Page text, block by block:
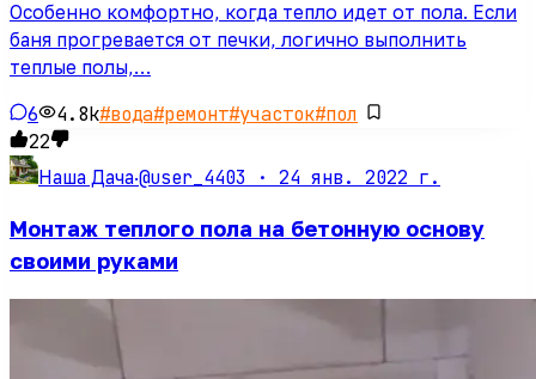
Особенно комфортно, когда тепло идет от пола. Если
баня прогревается от печки, логично выполнить
теплые полы,…
6 4.8k#вода#ремонт#участок#пол
22
Наша Дача·@user_4403 · 24 янв. 2022 г.
Монтаж теплого пола на бетонную основу
своими руками